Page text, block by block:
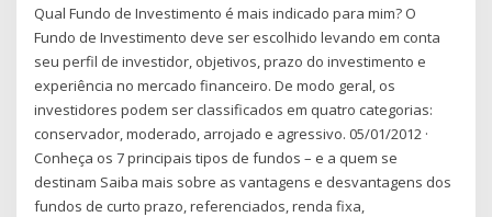
Qual Fundo de Investimento é mais indicado para mim? O
Fundo de Investimento deve ser escolhido levando em conta
seu perfil de investidor, objetivos, prazo do investimento e
experiência no mercado financeiro. De modo geral, os
investidores podem ser classificados em quatro categorias:
conservador, moderado, arrojado e agressivo. 05/01/2012 ·
Conheça os 7 principais tipos de fundos – e a quem se
destinam Saiba mais sobre as vantagens e desvantagens dos
fundos de curto prazo, referenciados, renda fixa,